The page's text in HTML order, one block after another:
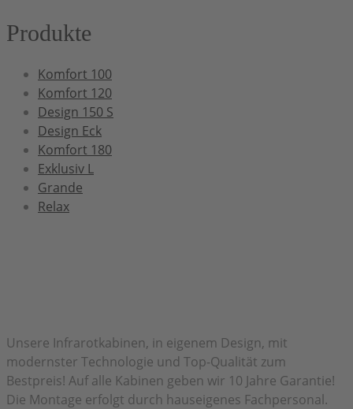
Produkte
Komfort 100
Komfort 120
Design 150 S
Design Eck
Komfort 180
Exklusiv L
Grande
Relax
Unsere Infrarotkabinen, in eigenem Design, mit
modernster Technologie und Top-Qualität zum
Bestpreis! Auf alle Kabinen geben wir 10 Jahre Garantie!
Die Montage erfolgt durch hauseigenes Fachpersonal.